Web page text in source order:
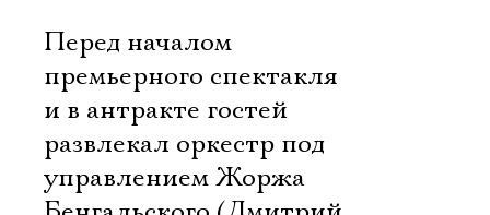
Перед началом
премьерного спектакля
и в антракте гостей
развлекал оркестр под
управлением Жоржа